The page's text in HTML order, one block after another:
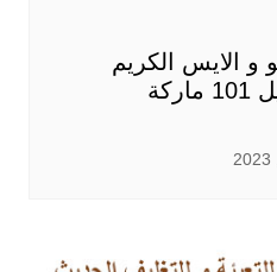
و الايس الكريم
بسلوفان شرنك موديل 101 ماركة